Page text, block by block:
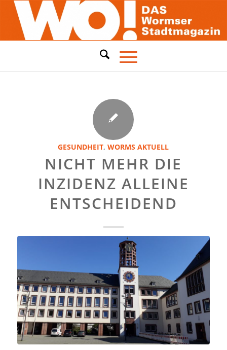
GESUNDHEIT,WORMS AKTUELL
NICHT MEHR DIE
INZIDENZ ALLEINE
ENTSCHEIDEND